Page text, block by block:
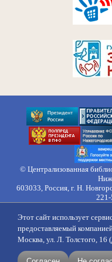
© Централизованная
603033, Россия, г. Н.
идеологии
Этот сайт использует
предоставляемый
Москва, ул. Л. Толстого, 16